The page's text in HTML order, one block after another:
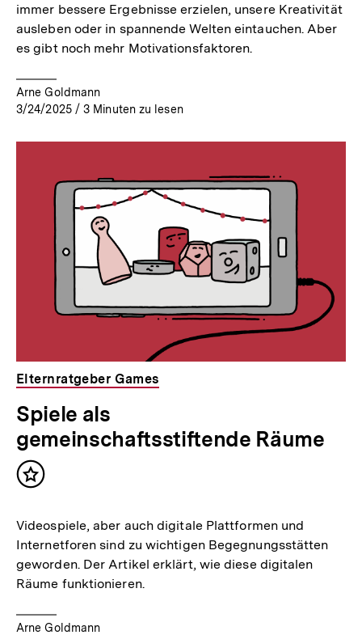
immer bessere Ergebnisse erzielen, unsere Kreativität
ausleben oder in spannende Welten eintauchen. Aber
es gibt noch mehr Motivationsfaktoren.
Arne Goldmann
3/24/2025 / 3 Minuten zu lesen
Elternratgeber Games
Spiele als
gemeinschaftsstiftende Räume
Inhalt
Videospiele, aber auch digitale Plattformen und
Internetforen sind zu wichtigen Begegnungsstätten
geworden. Der Artikel erklärt, wie diese digitalen
Räume funktionieren.
Arne Goldmann